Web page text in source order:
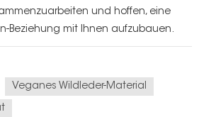
und hoffen, eine
Beziehung mit Ihnen aufzubauen.
Veganes Wildleder-Material